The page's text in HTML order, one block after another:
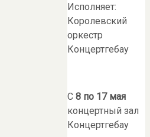
Исполняет:
Королевский
оркестр
Концертгебау
С 8 по 17 мая
концертный зал
Концертгебау